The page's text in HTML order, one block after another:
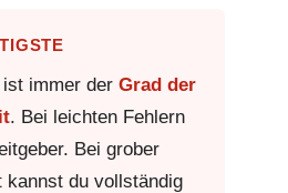
immer der Grad der
. Bei leichten Fehlern
Bei grober
kannst du vollständig